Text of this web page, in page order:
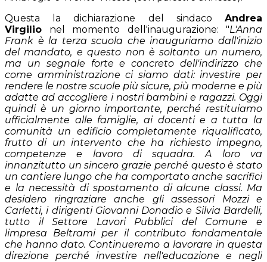
Questa la dichiarazione del sindaco Andrea
Virgilio nel momento dell'inaugurazione: "L'Anna
Frank è la terza scuola che inauguriamo dall'inizio
del mandato, e questo non è soltanto un numero,
ma un segnale forte e concreto dell'indirizzo che
come amministrazione ci siamo dati: investire per
rendere le nostre scuole più sicure, più moderne e più
adatte ad accogliere i nostri bambini e ragazzi. Oggi
quindi è un giorno importante, perché restituiamo
ufficialmente alle famiglie, ai docenti e a tutta la
comunità un edificio completamente riqualificato,
frutto di un intervento che ha richiesto impegno,
competenze e lavoro di squadra. A loro va
innanzitutto un sincero grazie perché questo è stato
un cantiere lungo che ha comportato anche sacrifici
e la necessità di spostamento di alcune classi. Ma
desidero ringraziare anche gli assessori Mozzi e
Carletti, i dirigenti Giovanni Donadio e Silvia Bardelli,
tutto il Settore Lavori Pubblici del Comune e
limpresa Beltrami per il contributo fondamentale
che hanno dato. Continueremo a lavorare in questa
direzione perché investire nell'educazione e negli